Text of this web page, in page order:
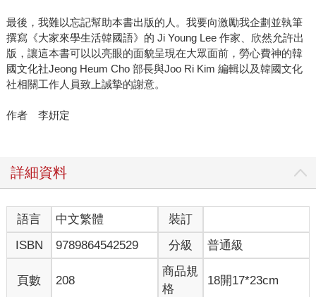
最後，我難以忘記幫助本書出版的人。我要向激勵我企劃並執筆
撰寫《大家來學生活韓國語》的 Ji Young Lee 作家、欣然允許出
版，讓這本書可以以亮眼的面貌呈現在大眾面前，勞心費神的韓
國文化社Jeong Heum Cho 部長與Joo Ri Kim 編輯以及韓國文化
社相關工作人員致上誠摯的謝意。
作者 李姸定
詳細資料
語言 中文繁體
裝訂
ISBN
9789864542529 分級 普通級
頁數 208
商品規
格
18開17*23cm